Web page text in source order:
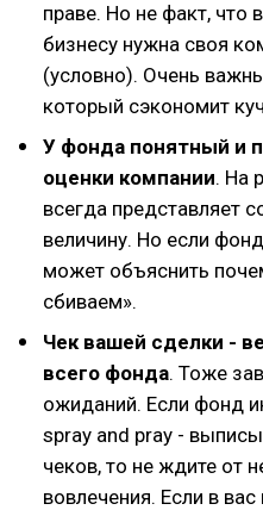
праве. Но не факт, что
бизнесу нужна своя
(условно). Очень
который сэкономит
У фонда понятный и
оценки компании. На
всегда представляет
величину. Но если
может объяснить
сбиваем».
Чек вашей сделки -
всего фонда. Тоже
ожиданий. Если фонд
spray and pray -
чеков, то не ждите от
вовлечения. Если в